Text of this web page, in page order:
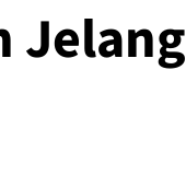
Jelang